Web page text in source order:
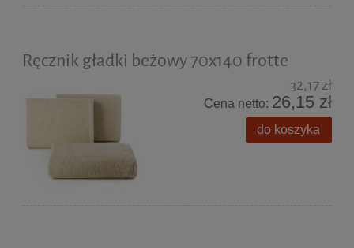
Ręcznik gładki beżowy 70x140 frotte
32,17 zł
Cena netto: 26,15 zł
do koszyka